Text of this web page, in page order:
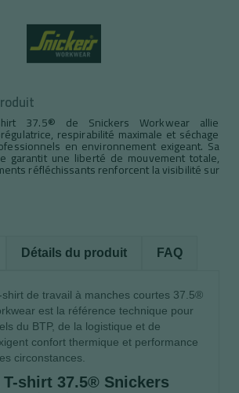
37.5® de Snickers Workwear allie
respirabilité maximale et séchage
en environnement exigeant. Sa
garantit une liberté de mouvement totale,
réfléchissants renforcent la visibilité sur
Détails du produit FAQ
shirt de travail à manches courtes 37.5®
est la référence technique pour
du BTP, de la logistique et de
confort thermique et performance
circonstances.
shirt 37.5® Snickers